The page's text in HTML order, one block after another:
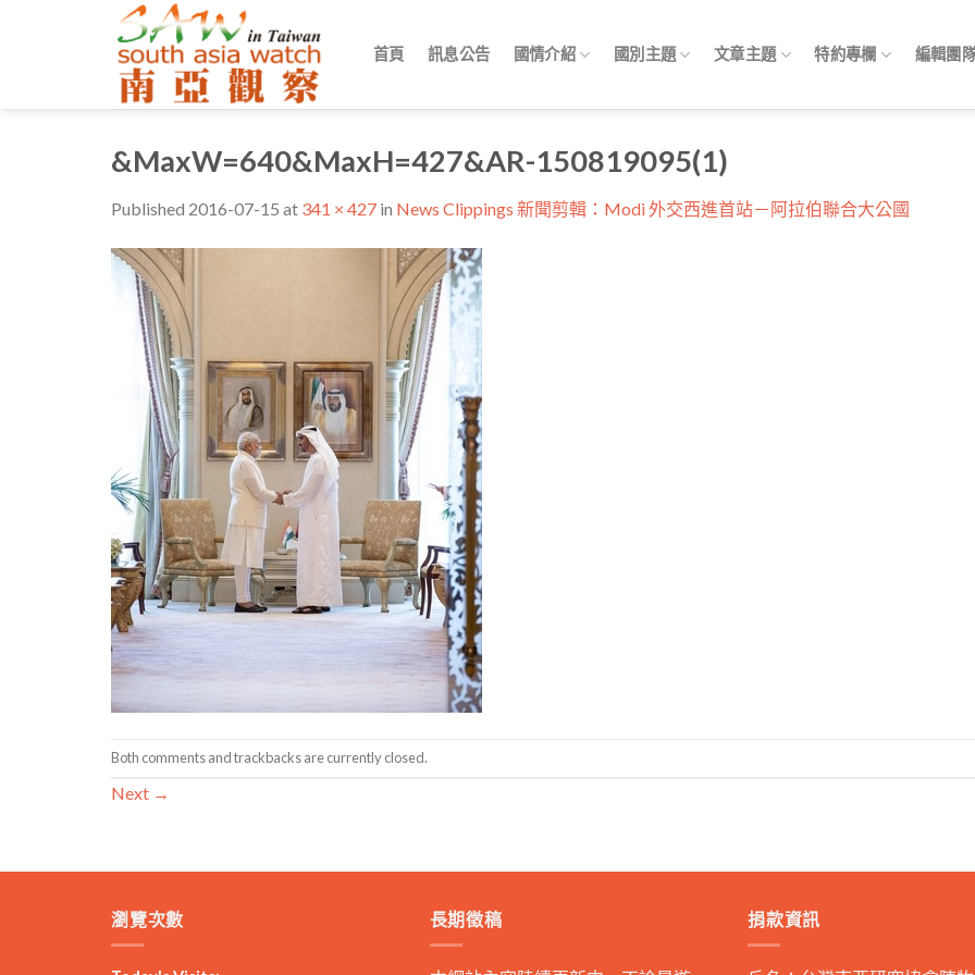
首頁 訊息公告 國情介紹 國別主題 文章主題 特約專欄 編輯團
&MaxW=640&MaxH=427&AR-150819095(1)
Published 2016-07-15 at 341 × 427 in News Clippings 新聞剪輯：Modi 外交西進首站－阿拉伯聯合大公國
Both comments and trackbacks are currently closed.
Next →
瀏覽次數 長期徵稿 捐款資訊